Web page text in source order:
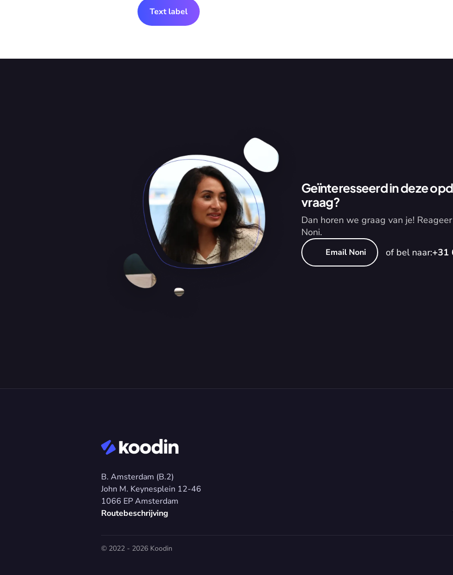
Text label
Geïnteresseerd in deze
vraag?
Dan horen we graag van je!
Noni.
Email Noni of bel naar:+31
B. Amsterdam (B.2)
John M. Keynesplein 12-46
1066 EP Amsterdam
Routebeschrijving
© 2022 - 2026 Koodin